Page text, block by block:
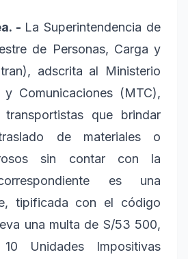
- La Superintendencia de
de Personas, Carga y
adscrita al Ministerio
Comunicaciones (MTC),
que brindar
de materiales o
sin contar con la
es una
tipificada con el código
una multa de S/53 500,
Unidades Impositivas